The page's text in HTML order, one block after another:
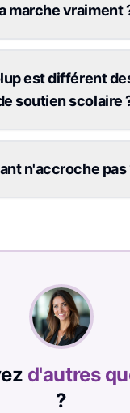
marche vraiment
est différent
soutien scolaire
n'accroche pas
d'autres
?